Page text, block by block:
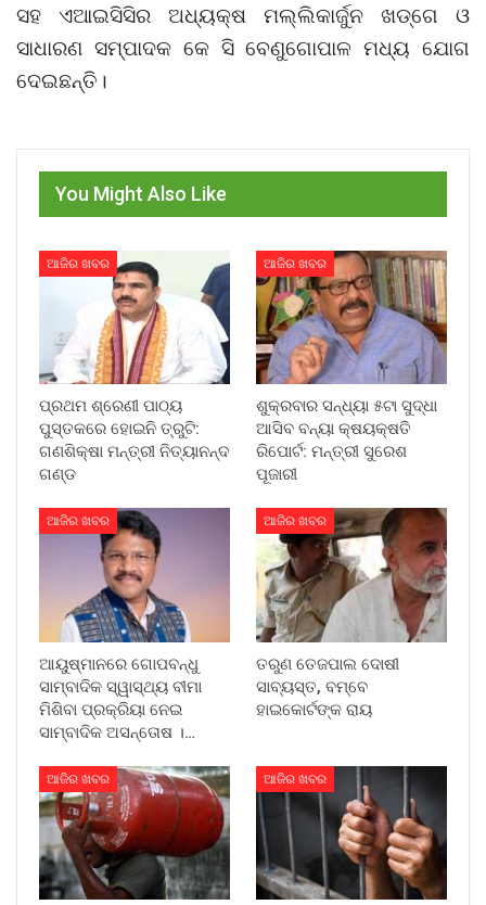
ସହ ଏଆଇସିସିର ଅଧ୍ୟକ୍ଷ ମଲ୍ଲିକାର୍ଜୁନ ଖଡ୍‌ଗେ ଓ
ସାଧାରଣ ସମ୍ପାଦକ କେ ସି ବେଣୁଗୋପାଳ ମଧ୍ୟ ଯୋଗ
ଦେଇଛନ୍ତି।
You Might Also Like
ଆଜିର ଖବର
ପ୍ରଥମ ଶ୍ରେଣୀ ପାଠ୍ୟ
ପୁସ୍ତକରେ ହୋଇନି ତ୍ରୁଟି:
ଗଣଶିକ୍ଷା ମନ୍ତ୍ରୀ ନିତ୍ୟାନନ୍ଦ
ଗଣ୍ଡ
ଆଜିର ଖବର
ଶୁକ୍ରବାର ସନ୍ଧ୍ୟା ୫ଟା ସୁଦ୍ଧା
ଆସିବ ବନ୍ୟା କ୍ଷୟକ୍ଷତି
ରିପୋର୍ଟ: ମନ୍ତ୍ରୀ ସୁରେଶ
ପୂଜାରୀ
ଆଜିର ଖବର
ଆୟୁଷ୍ମାନରେ ଗୋପବନ୍ଧୁ
ସାମ୍ବାଦିକ ସ୍ୱାସ୍ଥ୍ୟ ବୀମା
ମିଶିବା ପ୍ରକ୍ରିୟା ନେଇ
ସାମ୍ବାଦିକ ଅସନ୍ତୋଷ ।…
ଆଜିର ଖବର
ତରୁଣ ତେଜପାଲ ଦୋଷୀ
ସାବ୍ୟସ୍ତ, ବମ୍ବେ
ହାଇକୋର୍ଟଙ୍କ ରାୟ
ଆଜିର ଖବର ଆଜିର ଖବର